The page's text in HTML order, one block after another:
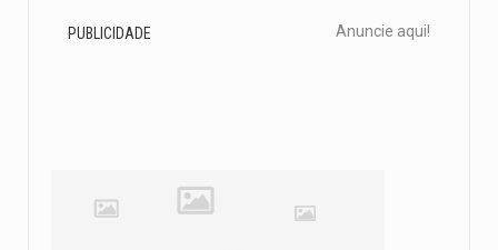
PUBLICIDADE Anuncie aqui!